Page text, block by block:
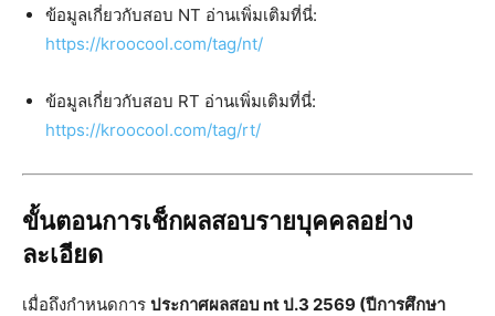
ข้อมูลเกี่ยวกับสอบ NT อ่านเพิ่มเติมที่นี่:
https://kroocool.com/tag/nt/
ข้อมูลเกี่ยวกับสอบ RT อ่านเพิ่มเติมที่นี่:
https://kroocool.com/tag/rt/
ขั้นตอนการเช็กผลสอบรายบุคคลอย่าง
ละเอียด
เมื่อถึงกำหนดการ ประกาศผลสอบ nt ป.3 2569 (ปีการศึกษา